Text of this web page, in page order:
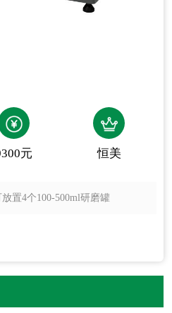
元 恒美
置4个100-500ml研磨罐